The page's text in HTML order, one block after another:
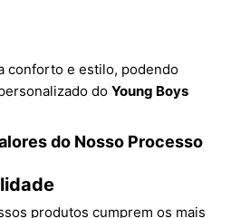
conforto e estilo, podendo
do Young Boys
do Nosso Processo
produtos cumprem os mais